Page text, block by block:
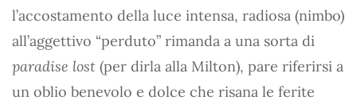
l’accostamento della luce intensa, radiosa (nimbo)
all’aggettivo “perduto” rimanda a una sorta di
paradise lost (per dirla alla Milton), pare riferirsi a
un oblio benevolo e dolce che risana le ferite